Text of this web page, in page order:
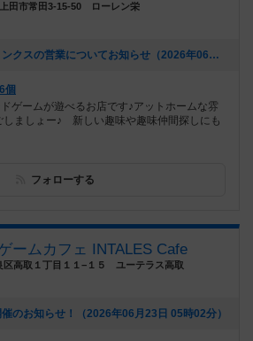
田市常田3-15-50 ローレン栄
[NEW] 【重要】ボードリンクスの営業についてお知らせ（2026年06月23日 13時10分）
個
ゲームが遊べるお店です♪アットホームな雰
しましょー♪ 新しい趣味や趣味仲間探しにも
フォローする
ームカフェ INTALES Cafe
区高取１丁目１１−１５ ユーテラス高取
のお知らせ！（2026年06月23日 05時02分）